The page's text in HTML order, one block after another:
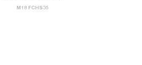
M18 FCHS35